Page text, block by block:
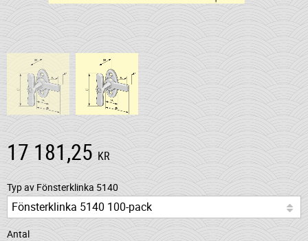
17 181,25 KR
Typ av Fönsterklinka 5140
Antal